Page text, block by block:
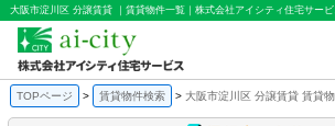
大阪市淀川区 分譲賃貸 ｜賃貸物件一覧｜株式会社アイシティ住宅サービ
TOPページ 賃貸物件検索 大阪市淀川区 分譲賃貸 賃貸